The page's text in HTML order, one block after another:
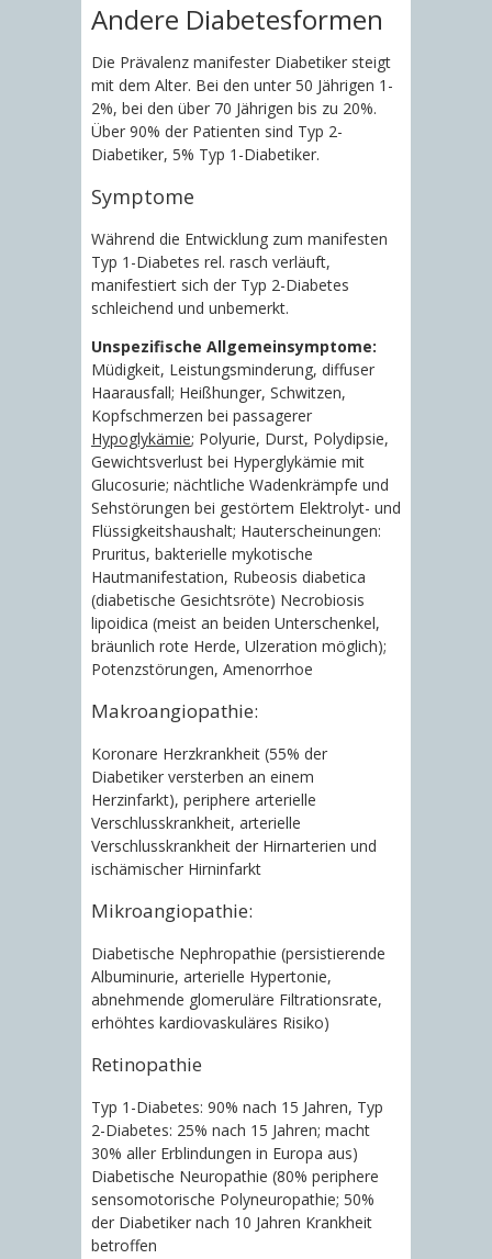
Andere Diabetesformen
Die Prävalenz manifester Diabetiker steigt
mit dem Alter. Bei den unter 50 Jährigen 1-
2%, bei den über 70 Jährigen bis zu 20%.
Über 90% der Patienten sind Typ 2-
Diabetiker, 5% Typ 1-Diabetiker.
Symptome
Während die Entwicklung zum manifesten
Typ 1-Diabetes rel. rasch verläuft,
manifestiert sich der Typ 2-Diabetes
schleichend und unbemerkt.
Unspezifische Allgemeinsymptome:
Müdigkeit, Leistungsminderung, diffuser
Haarausfall; Heißhunger, Schwitzen,
Kopfschmerzen bei passagerer
Hypoglykämie; Polyurie, Durst, Polydipsie,
Gewichtsverlust bei Hyperglykämie mit
Glucosurie; nächtliche Wadenkrämpfe und
Sehstörungen bei gestörtem Elektrolyt- und
Flüssigkeitshaushalt; Hauterscheinungen:
Pruritus, bakterielle mykotische
Hautmanifestation, Rubeosis diabetica
(diabetische Gesichtsröte) Necrobiosis
lipoidica (meist an beiden Unterschenkel,
bräunlich rote Herde, Ulzeration möglich);
Potenzstörungen, Amenorrhoe
Makroangiopathie:
Koronare Herzkrankheit (55% der
Diabetiker versterben an einem
Herzinfarkt), periphere arterielle
Verschlusskrankheit, arterielle
Verschlusskrankheit der Hirnarterien und
ischämischer Hirninfarkt
Mikroangiopathie:
Diabetische Nephropathie (persistierende
Albuminurie, arterielle Hypertonie,
abnehmende glomeruläre Filtrationsrate,
erhöhtes kardiovaskuläres Risiko)
Retinopathie
Typ 1-Diabetes: 90% nach 15 Jahren, Typ
2-Diabetes: 25% nach 15 Jahren; macht
30% aller Erblindungen in Europa aus)
Diabetische Neuropathie (80% periphere
sensomotorische Polyneuropathie; 50%
der Diabetiker nach 10 Jahren Krankheit
betroffen